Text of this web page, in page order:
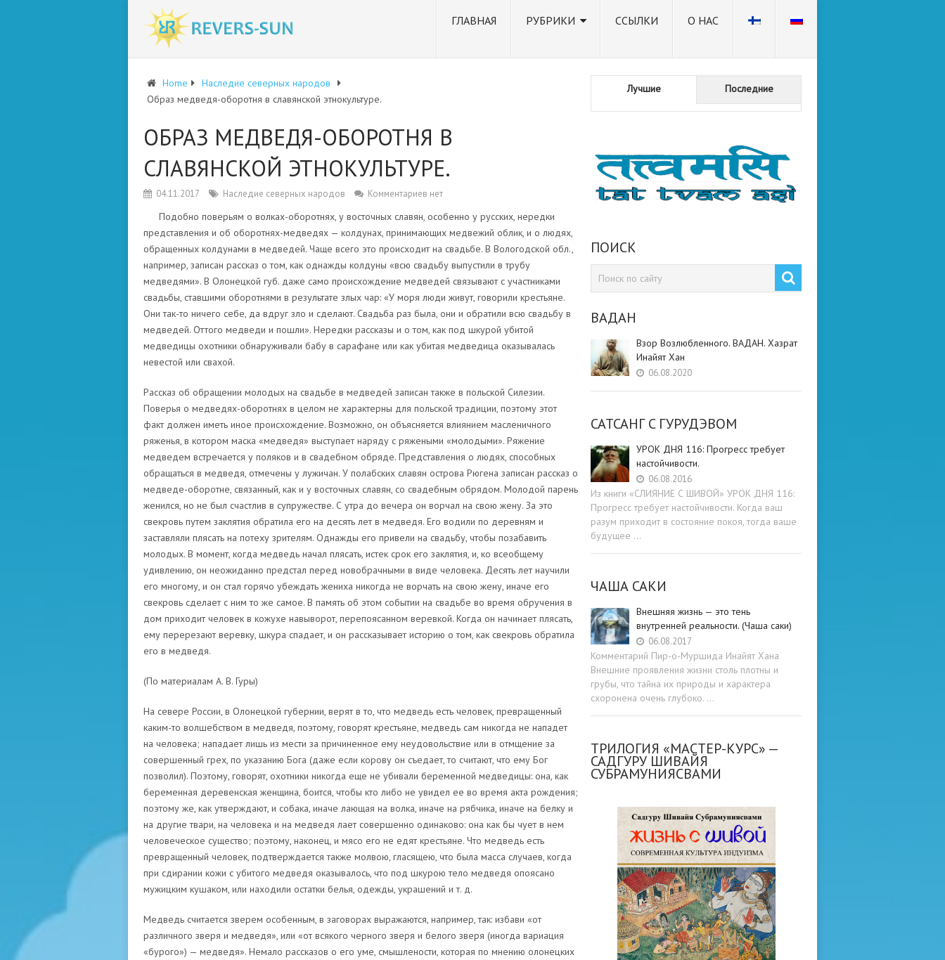
ГЛАВНАЯ РУБРИКИ ССЫЛКИ О НАС
Home
Наследие северных народов
Образ медведя-оборотня в славянской этнокультуре.
ОБРАЗ МЕДВЕДЯ-ОБОРОТНЯ В
СЛАВЯНСКОЙ ЭТНОКУЛЬТУРЕ.
04.11.2017 Наследие северных народов Комментариев нет
Подобно поверьям о волках-оборотнях, у восточных славян, особенно у русских, нередки
представления и об оборотнях-медведях — колдунах, принимающих медвежий облик, и о людях,
обращенных колдунами в медведей. Чаще всего это происходит на свадьбе. В Вологодской обл.,
например, записан рассказ о том, как однажды колдуны «всю свадьбу выпустили в трубу
медведями». В Олонецкой губ. даже само происхождение медведей связывают с участниками
свадьбы, ставшими оборотнями в результате злых чар: «У моря люди живут, говорили крестьяне.
Они так-то ничего себе, да вдруг зло и сделают. Свадьба раз была, они и обратили всю свадьбу в
медведей. Оттого медведи и пошли». Нередки рассказы и о том, как под шкурой убитой
медведицы охотники обнаруживали бабу в сарафане или как убитая медведица оказывалась
невестой или свахой.
Рассказ об обращении молодых на свадьбе в медведей записан также в польской Силезии.
Поверья о медведях-оборотнях в целом не характерны для польской традиции, поэтому этот
факт должен иметь иное происхождение. Возможно, он объясняется влиянием масленичного
ряженья, в котором маска «медведя» выступает наряду с ряжеными «молодыми». Ряжение
медведем встречается у поляков и в свадебном обряде. Представления о людях, способных
обращаться в медведя, отмечены у лужичан. У полабских славян острова Рюгена записан рассказ о
медведе-оборотне, связанный, как и у восточных славян, со свадебным обрядом. Молодой парень
женился, но не был счастлив в супружестве. С утра до вечера он ворчал на свою жену. За это
свекровь путем заклятия обратила его на десять лет в медведя. Его водили по деревням и
заставляли плясать на потеху зрителям. Однажды его привели на свадьбу, чтобы позабавить
молодых. В момент, когда медведь начал плясать, истек срок его заклятия, и, ко всеобщему
удивлению, он неожиданно предстал перед новобрачными в виде человека. Десять лет научили
его многому, и он стал горячо убеждать жениха никогда не ворчать на свою жену, иначе его
свекровь сделает с ним то же самое. В память об этом событии на свадьбе во время обручения в
дом приходит человек в кожухе навыворот, перепоясанном веревкой. Когда он начинает плясать,
ему перерезают веревку, шкура спадает, и он рассказывает историю о том, как свекровь обратила
его в медведя.
(По материалам А. В. Гуры)
На севере России, в Олонецкой губернии, верят в то, что медведь есть человек, превращенный
каким-то волшебством в медведя, поэтому, говорят крестьяне, медведь сам никогда не нападет
на человека; нападает лишь из мести за причиненное ему неудовольствие или в отмщение за
совершенный грех, по указанию Бога (даже если корову он съедает, то считают, что ему Бог
позволил). Поэтому, говорят, охотники никогда еще не убивали беременной медведицы: она, как
беременная деревенская женщина, боится, чтобы кто либо не увидел ее во время акта рождения;
поэтому же, как утверждают, и собака, иначе лающая на волка, иначе на рябчика, иначе на белку и
на другие твари, на человека и на медведя лает совершенно одинаково: она как бы чует в нем
человеческое существо; поэтому, наконец, и мясо его не едят крестьяне. Что медведь есть
превращенный человек, подтверждается также молвою, гласящею, что была масса случаев, когда
при сдирании кожи с убитого медведя оказывалось, что под шкурою тело медведя опоясано
мужицким кушаком, или находили остатки белья, одежды, украшений и т. д.
Медведь считается зверем особенным, в заговорах выражаются, например, так: избави «от
различного зверя и медведя», или «от всякого черного зверя и белого зверя (иногда вариация
«бурого») — медведя». Немало рассказов о его уме, смышлености, которая по мнению олонецких
Лучшие Последние
ПОИСК
ВАДАН
Взор Возлюбленного. ВАДАН. Хазрат
Инайят Хан
06.08.2020
САТСАНГ C ГУРУДЭВОМ
УРОК ДНЯ 116: Прогресс требует
настойчивости.
06.08.2016
Из книги «СЛИЯНИЕ С ШИВОЙ» УРОК ДНЯ 116:
Прогресс требует настойчивости. Когда ваш
разум приходит в состояние покоя, тогда ваше
будущее …
ЧАША САКИ
Внешняя жизнь — это тень
внутренней реальности. (Чаша саки)
06.08.2017
Комментарий Пир-о-Муршида Инайят Хана
Внешние проявления жизни столь плотны и
грубы, что тайна их природы и характера
схоронена очень глубоко. …
ТРИЛОГИЯ «МАСТЕР-КУРС» —
САДГУРУ ШИВАЙЯ
СУБРАМУНИЯСВАМИ